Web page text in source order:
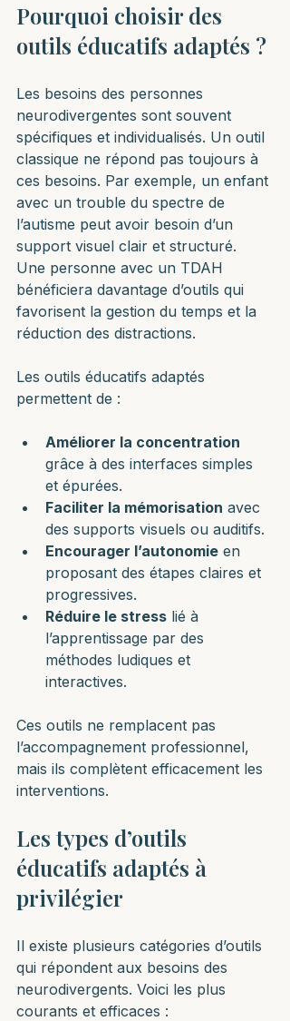
Pourquoi choisir des
outils éducatifs adaptés ?
Les besoins des personnes
neurodivergentes sont souvent
spécifiques et individualisés. Un outil
classique ne répond pas toujours à
ces besoins. Par exemple, un enfant
avec un trouble du spectre de
l’autisme peut avoir besoin d’un
support visuel clair et structuré.
Une personne avec un TDAH
bénéficiera davantage d’outils qui
favorisent la gestion du temps et la
réduction des distractions.
Les outils éducatifs adaptés
permettent de :
Améliorer la concentration
grâce à des interfaces simples
et épurées.
Faciliter la mémorisation avec
des supports visuels ou auditifs.
Encourager l’autonomie en
proposant des étapes claires et
progressives.
Réduire le stress lié à
l’apprentissage par des
méthodes ludiques et
interactives.
Ces outils ne remplacent pas
l’accompagnement professionnel,
mais ils complètent efficacement les
interventions.
Les types d’outils
éducatifs adaptés à
privilégier
Il existe plusieurs catégories d’outils
qui répondent aux besoins des
neurodivergents. Voici les plus
courants et efficaces :